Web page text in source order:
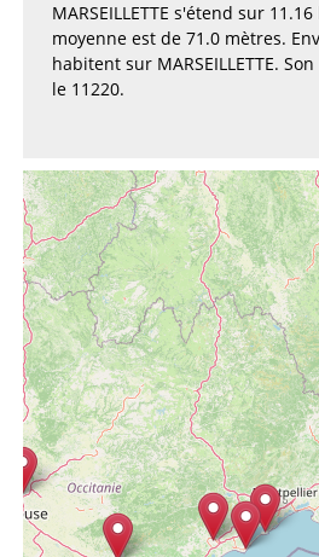
MARSEILLETTE s'étend sur
moyenne est de 71.0 mètres.
habitent sur MARSEILLETTE.
le 11220.